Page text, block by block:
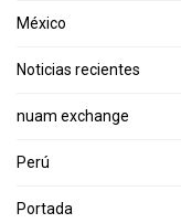
México
Noticias recientes
nuam exchange
Perú
Portada